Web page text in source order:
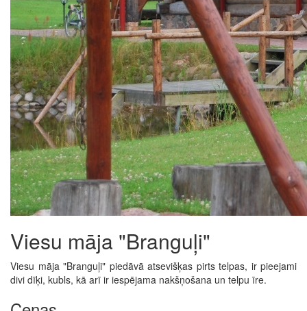
Viesu māja "Branguļi"
Viesu māja "Branguļi" piedāvā atsevišķas pirts telpas, ir pieejami
divi dīķi, kubls, kā arī ir iespējama nakšņošana un telpu īre.